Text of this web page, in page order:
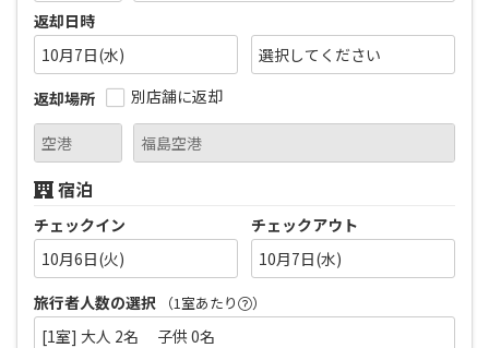
返却日時
10月7日(水)
返却場所
別店舗に返却
宿泊
チェックイン
10月6日(火)
チェックアウト
10月7日(水)
旅行者人数の選択
（1室あたり ）
[1室] 大人 2名 子供 0名